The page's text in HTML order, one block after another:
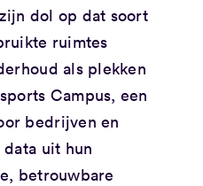
dol op dat soort
ruimtes
als plekken
Campus, een
bedrijven en
uit hun
betrouwbare